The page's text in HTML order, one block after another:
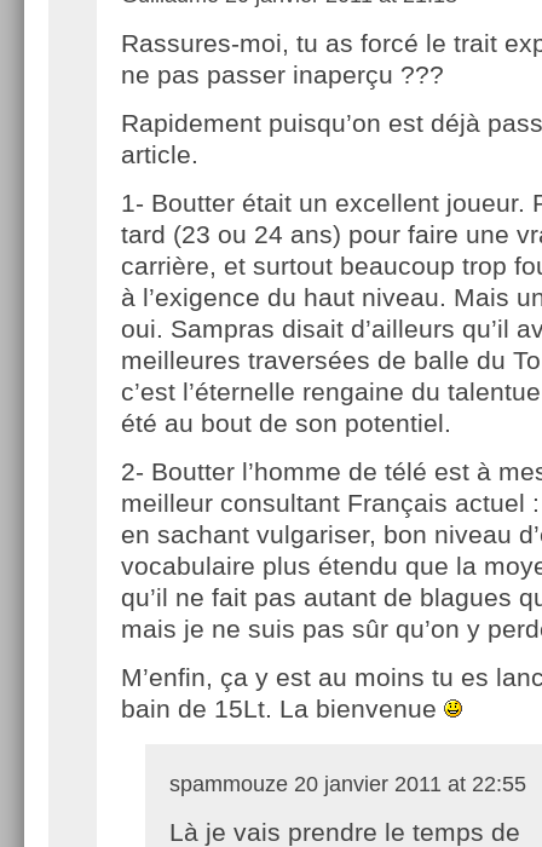
Rassures-moi, tu as forcé le trait
ne pas passer inaperçu ???
Rapidement puisqu’on est déjà
article.
1- Boutter était un excellent joueur.
tard (23 ou 24 ans) pour faire une
carrière, et surtout beaucoup trop
à l’exigence du haut niveau. Mais
oui. Sampras disait d’ailleurs qu’il
meilleures traversées de balle du
c’est l’éternelle rengaine du
été au bout de son potentiel.
2- Boutter l’homme de télé est à
meilleur consultant Français actuel
en sachant vulgariser, bon niveau
vocabulaire plus étendu que la
qu’il ne fait pas autant de blagues
mais je ne suis pas sûr qu’on y
M’enfin, ça y est au moins tu es
bain de 15Lt. La bienvenue
spammouze 20 janvier 2011 at 22:55
Là je vais prendre le temps de